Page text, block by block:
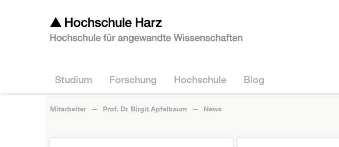
Studium Forschung Hochschule Blog
Mitarbeiter Prof. Dr. Birgit Apfelbaum News